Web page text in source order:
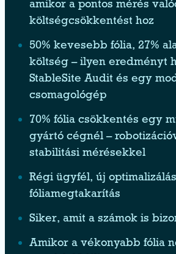
amikor a pontos mérés
költségcsökkentést hoz
50% kevesebb fólia, 27%
költség – ilyen eredményt
StableSite Audit és egy
csomagológép
70% fólia csökkentés egy
gyártó cégnél –
stabilitási mérésekkel
Régi ügyfél, új
fóliamegtakarítás
Siker, amit a számok is
Amikor a vékonyabb fólia